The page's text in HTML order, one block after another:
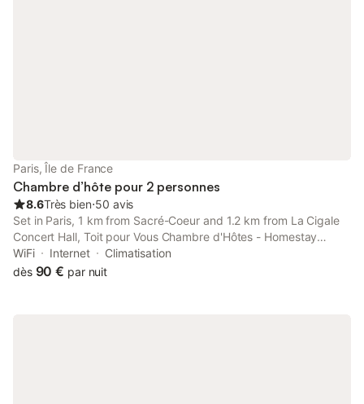
Paris, Île de France
Chambre d’hôte pour 2 personnes
8.6Très bien⋅50 avis
Set in Paris, 1 km from Sacré-Coeur and 1.2 km from La Cigale
Concert Hall, Toit pour Vous Chambre d'Hôtes - Homestay
provides accommodation with amenities such as free WiFi and a
flat-screen TV. It is situated 2.
WiFi Internet
Climatisation
dès 90 € par nuit